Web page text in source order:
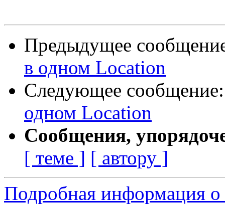
Предыдущее
в одном Location
Следующее
одном Location
Сообщения,
[ теме ] [ автору ]
Подробная информация